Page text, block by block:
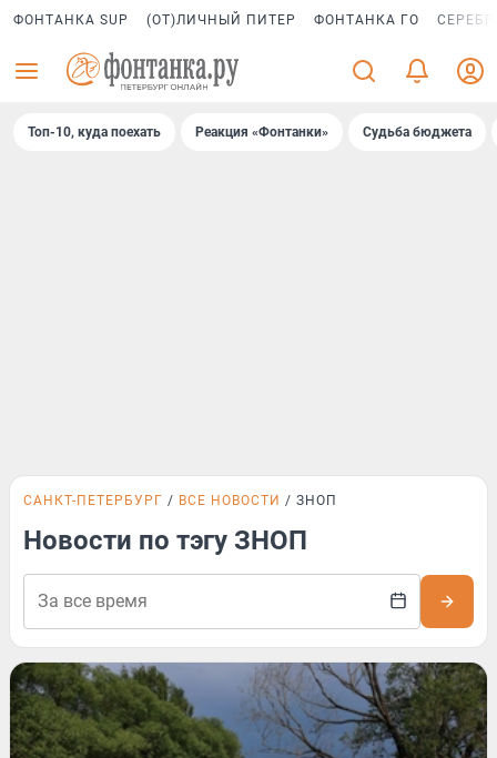
ФОНТАНКА SUP (ОТ)ЛИЧНЫЙ ПИТЕР ФОНТАНКА ГО
Топ-10, куда поехать Реакция «Фонтанки» Судьба бюджета
САНКТ-ПЕТЕРБУРГ ВСЕ НОВОСТИ ЗНОП
Новости по тэгу ЗНОП